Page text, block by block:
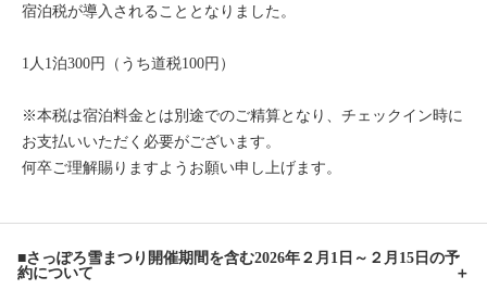
宿泊税が導入されることとなりました。
1人1泊300円（うち道税100円）
※本税は宿泊料金とは別途でのご精算となり、チェックイン時に
お支払いいただく必要がございます。
何卒ご理解賜りますようお願い申し上げます。
■さっぽろ雪まつり開催期間を含む2026年２月1日～２月15日の予
約について